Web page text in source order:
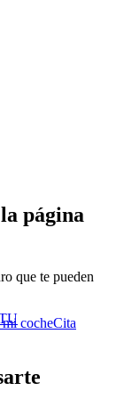
página
que te pueden
cocheCita